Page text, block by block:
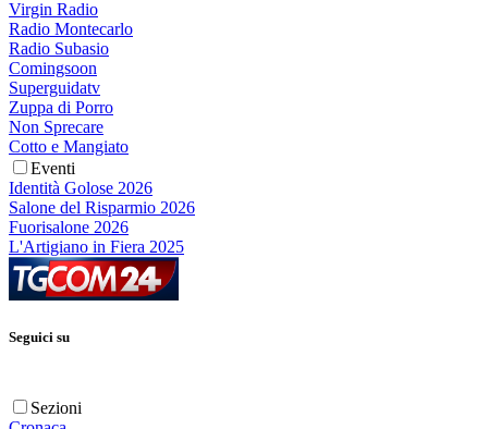
Virgin Radio
Radio Montecarlo
Radio Subasio
Comingsoon
Superguidatv
Zuppa di Porro
Non Sprecare
Cotto e Mangiato
Eventi
Identità Golose 2026
Salone del Risparmio 2026
Fuorisalone 2026
L'Artigiano in Fiera 2025
Seguici su
Sezioni